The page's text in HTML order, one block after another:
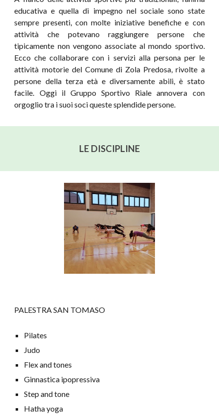
educativa e quella di impegno nel sociale sono state
sempre presenti, con molte iniziative benefiche e con
attività che potevano raggiungere persone che
tipicamente non vengono associate al mondo sportivo.
Ecco che collaborare con i servizi alla persona per le
attività motorie del Comune di Zola Predosa, rivolte a
persone della terza età e diversamente abili, è stato
facile. Oggi il Gruppo Sportivo Riale annovera con
orgoglio tra i suoi soci queste splendide persone.
LE DISCIPLINE
PALESTRA SAN TOMASO
Pilates
Judo
Flex and tones
Ginnastica ipopressiva
Step and tone
Hatha yoga